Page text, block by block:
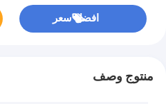
افضل سعر
منتوج وصف